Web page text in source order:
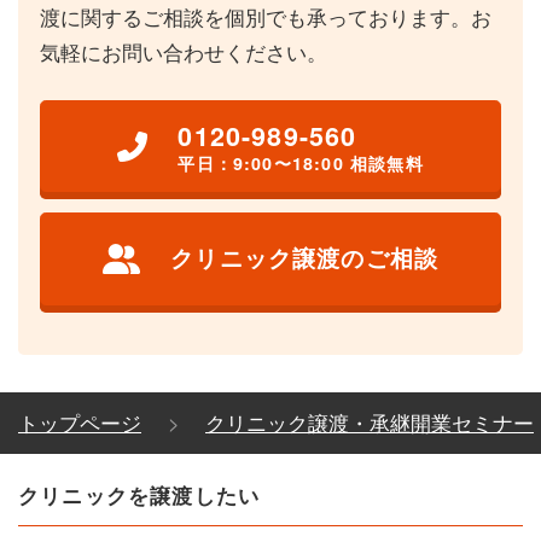
渡に関するご相談を個別でも承っております。お
気軽にお問い合わせください。
0120-989-560
平日：9:00〜18:00 相談無料
クリニック譲渡のご相談
トップページ クリニック譲渡・承継開業セミナー
クリニックを譲渡したい